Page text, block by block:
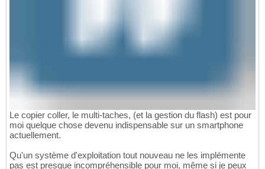
Le copier coller, le multi-taches, (et la gestion du flash) est pour
moi quelque chose devenu indispensable sur un smartphone
actuellement.
Qu'un système d'exploitation tout nouveau ne les implémente
pas est presque incompréhensible pour moi, même si je peux